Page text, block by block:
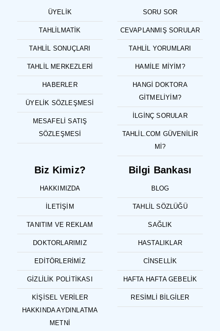
ÜYELIK
TAHLILMATIK
TAHLIL SONUÇLARI
TAHLIL MERKEZLERI
HABERLER
ÜYELIK SÖZLEŞMESI
MESAFELI SATIŞ
SÖZLEŞMESI
SORU SOR
CEVAPLANMIŞ SORULAR
TAHLIL YORUMLARI
HAMILE MIYIM?
HANGI DOKTORA
GITMELIYIM?
İLGINÇ SORULAR
TAHLIL.COM GÜVENILIR
MI?
Biz Kimiz?
HAKKIMIZDA
İLETIŞIM
TANITIM VE REKLAM
DOKTORLARIMIZ
EDITÖRLERIMIZ
GIZLILIK POLITIKASI
KIŞISEL VERILER
HAKKINDA AYDINLATMA
METNI
Bilgi Bankası
BLOG
TAHLIL SÖZLÜĞÜ
SAĞLIK
HASTALIKLAR
CINSELLIK
HAFTA HAFTA GEBELIK
RESIMLI BILGILER